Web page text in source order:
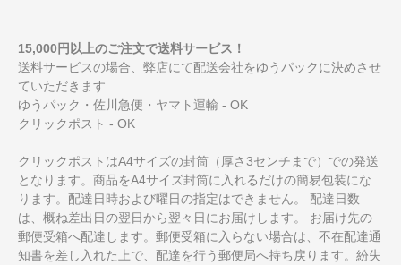
15,000円以上のご注文で送料サービス！
送料サービスの場合、弊店にて配送会社をゆうパックに決めさせ
ていただきます
ゆうパック・佐川急便・ヤマト運輸 - OK
クリックポスト - OK
クリックポストはA4サイズの封筒（厚さ3センチまで）での発送
となります。商品をA4サイズ封筒に入れるだけの簡易包装にな
ります。配達日時および曜日の指定はできません。 配達日数
は、概ね差出日の翌日から翌々日にお届けします。 お届け先の
郵便受箱へ配達します。郵便受箱に入らない場合は、不在配達通
知書を差し入れた上で、配達を行う郵便局へ持ち戻ります。紛失